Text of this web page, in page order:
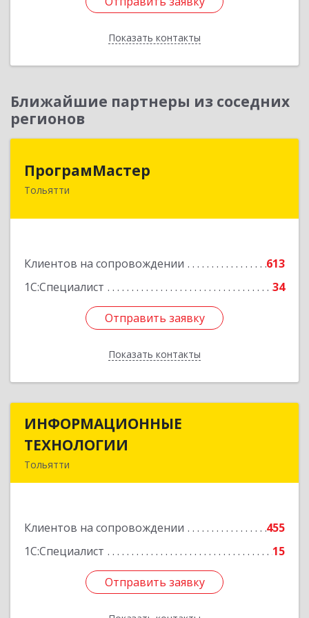
Показать контакты
Назад
Ближайшие партнеры из соседних
регионов
ПрограмМастер
Тольятти
Клиентов на сопровождении
613
1С:Специалист
34
Отправить заявку
Показать контакты
Отправить заявку
Назад
ИНФОРМАЦИОННЫЕ
ТЕХНОЛОГИИ
Тольятти
Клиентов на сопровождении
455
1С:Специалист
15
Отправить заявку
ИНФОРМАЦИОННЫЕ
Подробнее
Отправить заявку